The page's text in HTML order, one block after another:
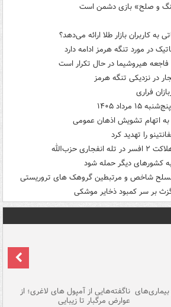
و صلح‌» بازی دشمن است
کاربران بازار طلا ارائه می‌دهد؟
در مورد تنگه هرمز ادامه دارد
فاجعه هیروشیما در حال تکرار است
در نزدیکی تنگه هرمز
فراری
۱۴۰۵
را تهدید کرد
حزب‌الله
به کشورهای دیگر حمله شود
بر سر کمبود ذخایر موشکی
ناگفته‌هایی از آمپول های لاغری؛ از
عوارض مرگبار تا زیبایی